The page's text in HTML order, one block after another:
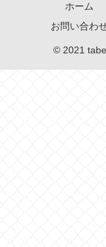
ホーム
お問い合わ
© 2021